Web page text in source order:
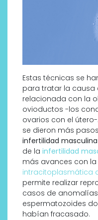
Estas técnicas se
para tratar la causa
relacionada con la
ovioductos -los
ovarios con el
se dieron más
infertilidad
de la infertilidad
más avances con
intracitoplasmática
permite realizar
casos de
espermatozoides
habían fracasado.